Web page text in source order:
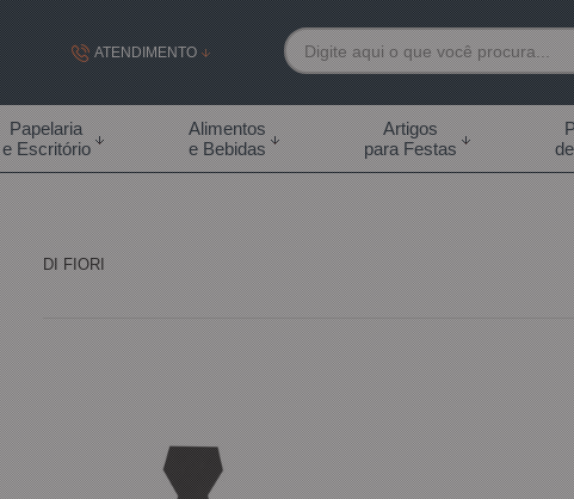
ATENDIMENTO
(19) 99855-7892
(19) 99855-7892
contato@welban.com.br
Segunda à sexta - 08:30h às 18:00h Sábados -
09:00h às 14:00h
Papelaria
e Escritório
Alimentos
e Bebidas
Artigos
para Festas
DI FIORI